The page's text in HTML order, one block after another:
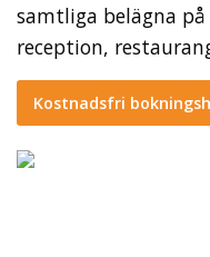
samtliga belägna
reception,
Kostnadsfri